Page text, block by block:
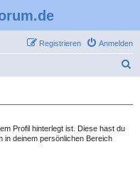
Anmelden
Registrieren
Profil hinterlegt ist. Diese hast du
in deinem persönlichen Bereich